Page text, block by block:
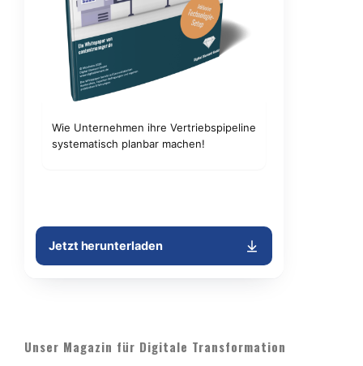
Unser Magazin für Digitale Transformation